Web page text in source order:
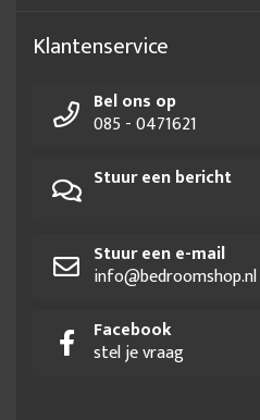
Klantenservice
Bel ons op
085 - 0471621
Stuur een bericht
Stuur een e-mail
info@bedroomshop.nl
Facebook
stel je vraag